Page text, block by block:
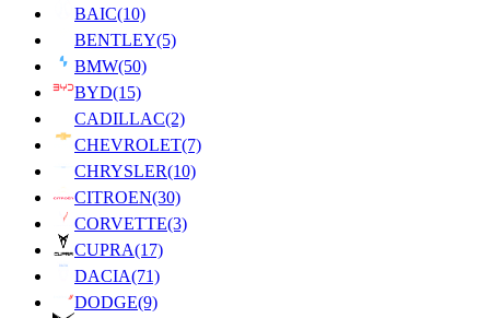
BAIC(10)
BENTLEY(5)
BMW(50)
BYD(15)
CADILLAC(2)
CHEVROLET(7)
CHRYSLER(10)
CITROEN(30)
CORVETTE(3)
CUPRA(17)
DACIA(71)
DODGE(9)